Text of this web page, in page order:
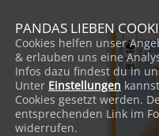
PANDAS LIEBEN
Cookies helfen unser
& erlauben uns eine
Infos dazu findest du in
Unter Einstellungen
Cookies gesetzt werden.
entsprechenden Link im
widerrufen.